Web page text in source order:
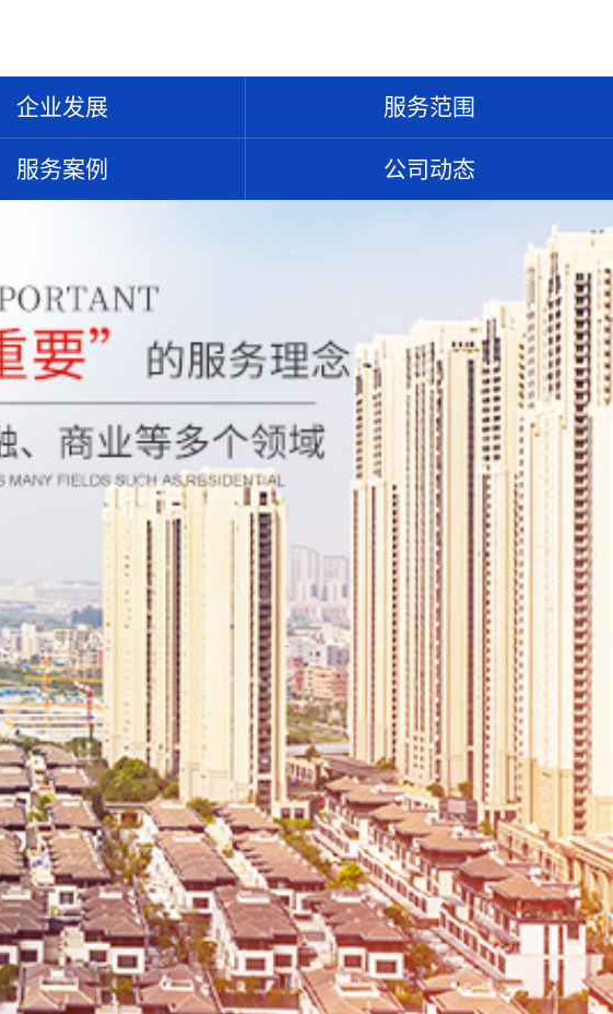
企业发展 服务范围
服务案例 公司动态